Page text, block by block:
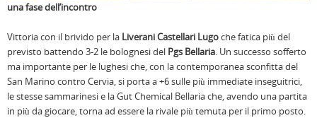
una fase dell’incontro
Vittoria con il brivido per la Liverani Castellari Lugoche fatica più del
previsto battendo 3-2 le bolognesi del Pgs Bellaria. Un successo sofferto
ma importante per le lughesi che, con la contemporanea sconfitta del
San Marino contro Cervia, si porta a +6 sulle più immediate inseguitrici,
le stesse sammarinesi e la Gut Chemical Bellaria che, avendo una partita
in più da giocare, torna ad essere la rivale più temuta per il primo posto.